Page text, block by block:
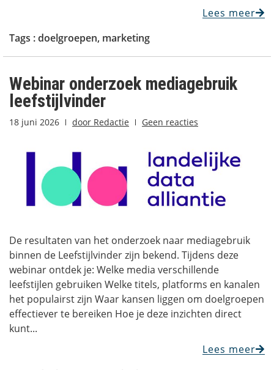
Lees meer
Tags :doelgroepen, marketing
Webinar onderzoek mediagebruik
leefstijlvinder
18 juni 2026 door Redactie Geen reacties
De resultaten van het onderzoek naar mediagebruik
binnen de Leefstijlvinder zijn bekend. Tijdens deze
webinar ontdek je: Welke media verschillende
leefstijlen gebruiken Welke titels, platforms en kanalen
het populairst zijn Waar kansen liggen om doelgroepen
effectiever te bereiken Hoe je deze inzichten direct
kunt...
Lees meer